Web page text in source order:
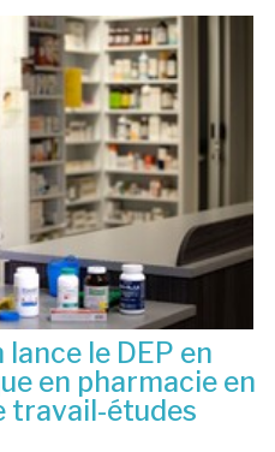
lance le DEP en
en pharmacie en
travail-études